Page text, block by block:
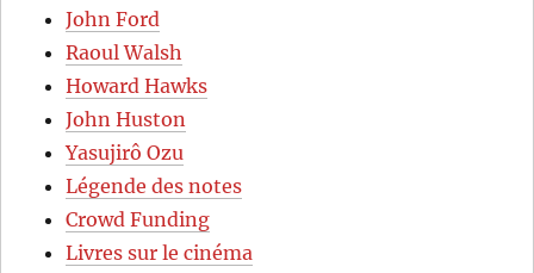
John Ford
Raoul Walsh
Howard Hawks
John Huston
Yasujirô Ozu
Légende des notes
Crowd Funding
Livres sur le cinéma